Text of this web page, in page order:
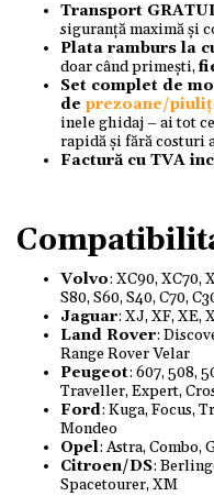
Transport
siguranță maximă și
Plata ramburs la
doar când primești,
Set complet de
de prezoane/
inele ghidaj – ai tot
rapidă și fără costuri
Factură cu TVA
Volvo: XC90, XC70,
S80, S60, S40, C70,
Jaguar: XJ, XF, XE,
Land Rover:
Range Rover Velar
Peugeot: 607, 508,
Traveller, Expert,
Ford: Kuga, Focus,
Mondeo
Opel: Astra, Combo,
Citroen/DS:
Spacetourer, XM